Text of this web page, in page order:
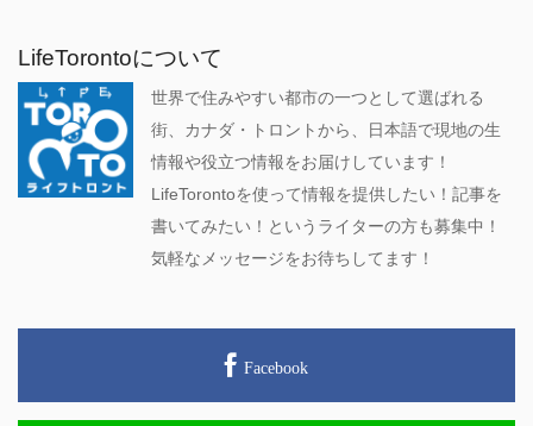
LifeTorontoについて
世界で住みやすい都市の一つとして選ばれる
街、カナダ・トロントから、日本語で現地の生
情報や役立つ情報をお届けしています！
LifeTorontoを使って情報を提供したい！記事を
書いてみたい！というライターの方も募集中！
気軽なメッセージをお待ちしてます！
Facebook